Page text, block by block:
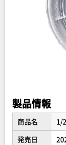
製品情報
商品名
1/
発売日